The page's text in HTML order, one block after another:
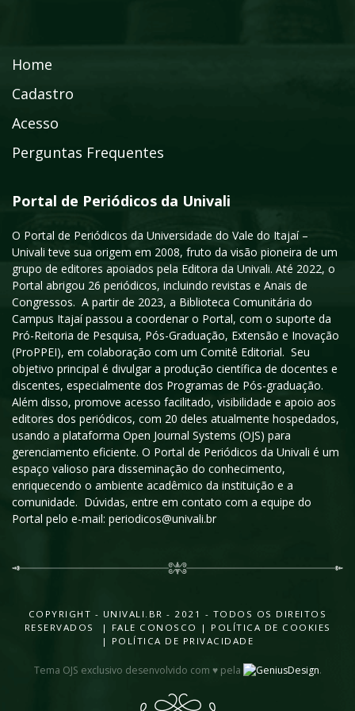
Home
Cadastro
Acesso
Perguntas Frequentes
Portal de Periódicos da Univali
O Portal de Periódicos da Universidade do Vale do Itajaí –
Univali teve sua origem em 2008, fruto da visão pioneira de um
grupo de editores apoiados pela Editora da Univali. Até 2022, o
Portal abrigou 26 periódicos, incluindo revistas e Anais de
Congressos. A partir de 2023, a Biblioteca Comunitária do
Campus Itajaí passou a coordenar o Portal, com o suporte da
Pró-Reitoria de Pesquisa, Pós-Graduação, Extensão e Inovação
(ProPPEI), em colaboração com um Comitê Editorial. Seu
objetivo principal é divulgar a produção científica de docentes e
discentes, especialmente dos Programas de Pós-graduação.
Além disso, promove acesso facilitado, visibilidade e apoio aos
editores dos periódicos, com 20 deles atualmente hospedados,
usando a plataforma Open Journal Systems (OJS) para
gerenciamento eficiente. O Portal de Periódicos da Univali é um
espaço valioso para disseminação do conhecimento,
enriquecendo o ambiente acadêmico da instituição e a
comunidade. Dúvidas, entre em contato com a equipe do
Portal pelo e-mail: periodicos@univali.br
COPYRIGHT - UNIVALI.BR - 2021 - TODOS OS DIREITOS
RESERVADOS |
FALE CONOSCO | POLÍTICA DE COOKIES
| POLÍTICA DE PRIVACIDADE
Tema OJS exclusivo desenvolvido com ♥ pela .